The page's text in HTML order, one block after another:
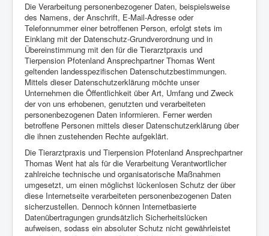
Die Verarbeitung personenbezogener Daten, beispielsweise
des Namens, der Anschrift, E-Mail-Adresse oder
Telefonnummer einer betroffenen Person, erfolgt stets im
Einklang mit der Datenschutz-Grundverordnung und in
Übereinstimmung mit den für die Tierarztpraxis und
Tierpension Pfotenland Ansprechpartner Thomas Went
geltenden landesspezifischen Datenschutzbestimmungen.
Mittels dieser Datenschutzerklärung möchte unser
Unternehmen die Öffentlichkeit über Art, Umfang und Zweck
der von uns erhobenen, genutzten und verarbeiteten
personenbezogenen Daten informieren. Ferner werden
betroffene Personen mittels dieser Datenschutzerklärung über
die ihnen zustehenden Rechte aufgeklärt.
Die Tierarztpraxis und Tierpension Pfotenland Ansprechpartner
Thomas Went hat als für die Verarbeitung Verantwortlicher
zahlreiche technische und organisatorische Maßnahmen
umgesetzt, um einen möglichst lückenlosen Schutz der über
diese Internetseite verarbeiteten personenbezogenen Daten
sicherzustellen. Dennoch können Internetbasierte
Datenübertragungen grundsätzlich Sicherheitslücken
aufweisen, sodass ein absoluter Schutz nicht gewährleistet